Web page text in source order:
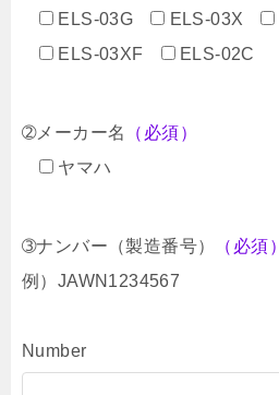
ELS-03G
ELS-03X
ELS-03XF
ELS-02C
➁メーカー名
（必須）
ヤマハ
➂ナンバー（製造番号）
（必須）
例）JAWN1234567
Number